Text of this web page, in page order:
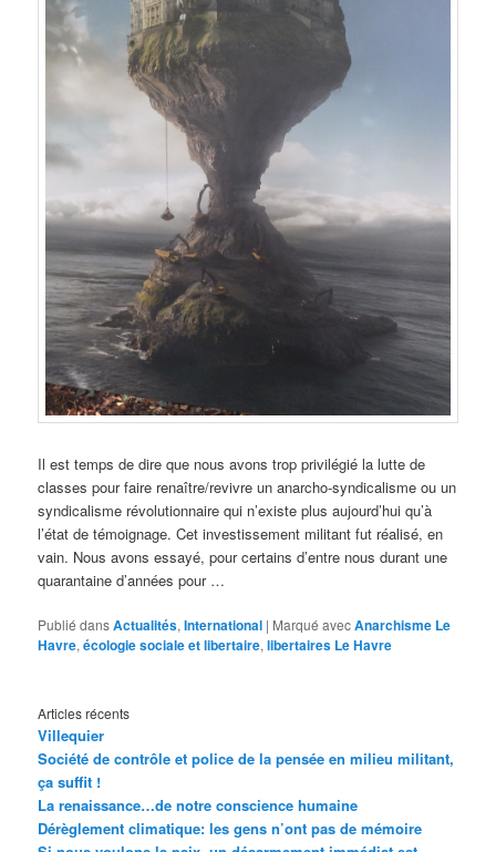
Il est temps de dire que nous avons trop privilégié la lutte de
classes pour faire renaître/revivre un anarcho-syndicalisme ou un
syndicalisme révolutionnaire qui n’existe plus aujourd’hui qu’à
l’état de témoignage. Cet investissement militant fut réalisé, en
vain. Nous avons essayé, pour certains d’entre nous durant une
quarantaine d’années pour …
Publié dansActualités,International | Marqué avecAnarchisme Le
Havre,écologie sociale et libertaire,libertaires Le Havre
Articles récents
Villequier
Société de contrôle et police de la pensée en milieu militant,
ça suffit !
La renaissance…de notre conscience humaine
Dérèglement climatique: les gens n’ont pas de mémoire